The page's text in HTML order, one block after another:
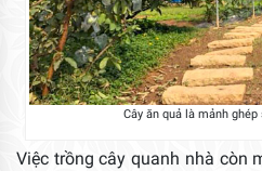
Cây ăn quả là mảnh
Việc trồng cây quanh nhà còn